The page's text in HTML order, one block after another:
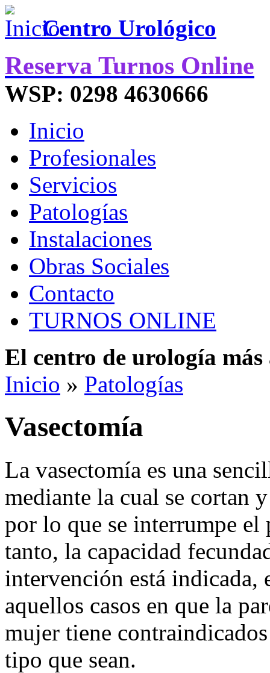
Centro Urológico
Reserva Turnos Online
WSP: 0298 4630666
Inicio
Profesionales
Servicios
Patologías
Instalaciones
Obras Sociales
Contacto
TURNOS ONLINE
El centro de urología
Inicio » Patologías
Vasectomía
La vasectomía es una
mediante la cual se cortan
por lo que se interrumpe el
tanto, la capacidad
intervención está indicada,
aquellos casos en que la
mujer tiene
tipo que sean.